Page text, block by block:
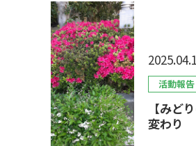
活動報告
【みど
変わり